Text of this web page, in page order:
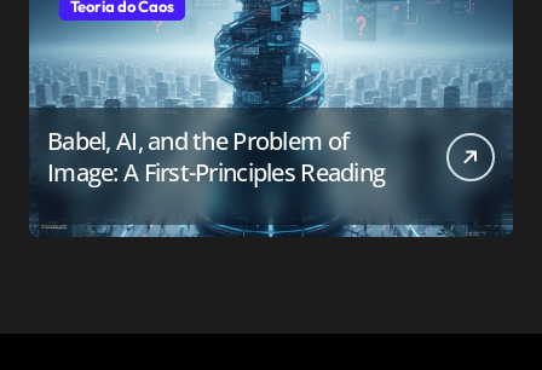
Teoria do Caos
Babel, AI, and the Problem of
Image: A First-Principles Reading